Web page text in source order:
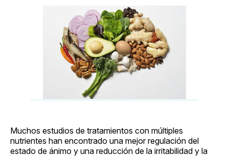
Muchos estudios de tratamientos con múltiples
nutrientes han encontrado una mejor regulación del
estado de ánimo y una reducción de la irritabilidad y la